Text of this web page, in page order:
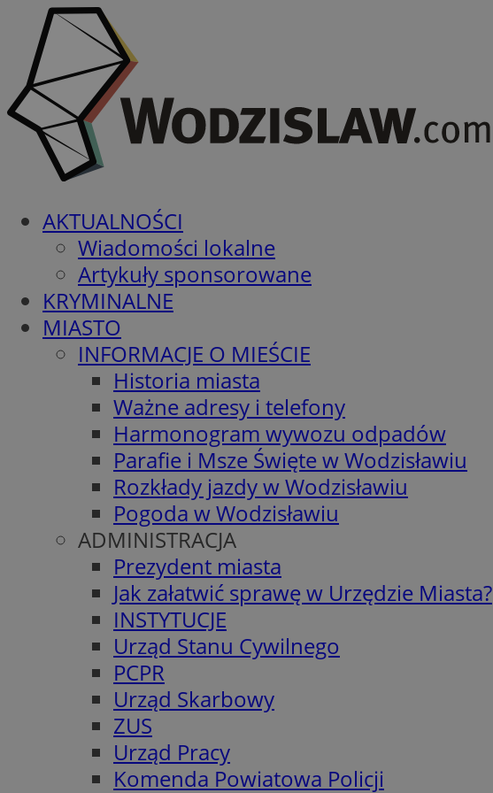
AKTUALNOŚCI
Wiadomości lokalne
Artykuły sponsorowane
KRYMINALNE
MIASTO
INFORMACJE O MIEŚCIE
Historia miasta
Ważne adresy i telefony
Harmonogram wywozu odpadów
Parafie i Msze Święte w Wodzisławiu
Rozkłady jazdy w Wodzisławiu
Pogoda w Wodzisławiu
ADMINISTRACJA
Prezydent miasta
Jak załatwić sprawę w Urzędzie Miasta?
INSTYTUCJE
Urząd Stanu Cywilnego
PCPR
Urząd Skarbowy
ZUS
Urząd Pracy
Komenda Powiatowa Policji